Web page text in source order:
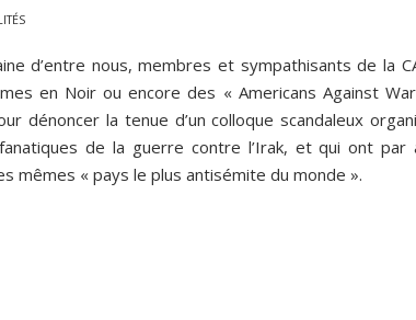
d’entre nous, membres et sympathisants de la
en Noir ou encore des « Americans Against
dénoncer la tenue d’un colloque scandaleux
de la guerre contre l’Irak, et qui ont
mêmes « pays le plus antisémite du monde ».